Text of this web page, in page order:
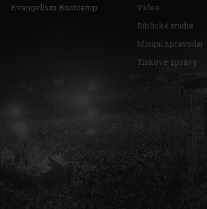
Evangelism Bootcamp
Videa
Biblické studie
Misijní zpravodaj
Tiskové zprávy